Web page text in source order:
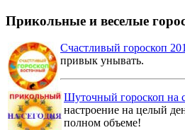
Прикольные и веселые
Счастливый гороскоп
привык унывать.
Шуточный гороскоп на
настроение на целый
полном объеме!